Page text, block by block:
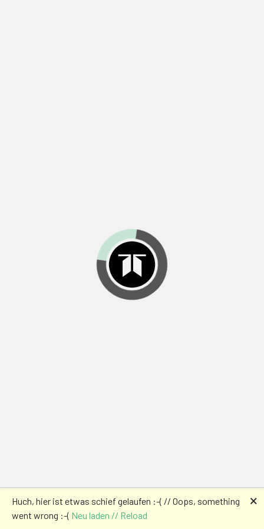
Huch, hier ist etwas schief gelaufen :-( // Oops, something
went wrong :-( Neu laden // Reload
🗙